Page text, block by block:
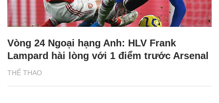
THỂ THAO
Vòng 24 Ngoại hạng Anh: HLV Frank
Lampard hài lòng với 1 điểm trước Arsenal